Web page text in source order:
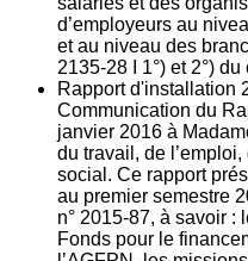
d’employeurs au
et au niveau des
2135‐28 I 1°) et 2°)
Rapport d'installation
Communication du
janvier 2016 à
du travail, de
social. Ce rapport
au premier semestre
n° 2015-87, à savoir
Fonds pour le